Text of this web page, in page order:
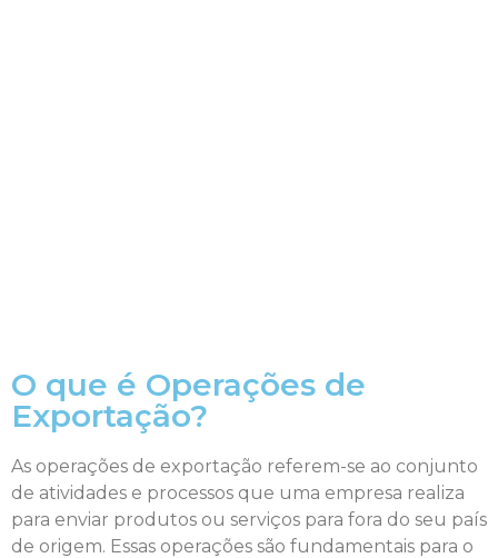
O que é Operações de
Exportação?
As operações de exportação referem-se ao conjunto
de atividades e processos que uma empresa realiza
para enviar produtos ou serviços para fora do seu país
de origem. Essas operações são fundamentais para o